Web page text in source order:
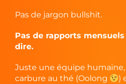
Pas de jargon bullshit.
Pas de rapports
dire.
Juste une équipe
carbure au thé (Oolong
)